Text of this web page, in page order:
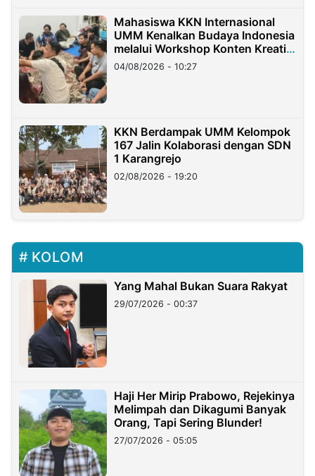
Mahasiswa KKN Internasional
UMM Kenalkan Budaya Indonesia
melalui Workshop Konten Kreatif
di Taiwan
04/08/2026 - 10:27
KKN Berdampak UMM Kelompok
167 Jalin Kolaborasi dengan SDN
1 Karangrejo
02/08/2026 - 19:20
KOLOM
Yang Mahal Bukan Suara Rakyat
29/07/2026 - 00:37
Haji Her Mirip Prabowo, Rejekinya
Melimpah dan Dikagumi Banyak
Orang, Tapi Sering Blunder!
27/07/2026 - 05:05